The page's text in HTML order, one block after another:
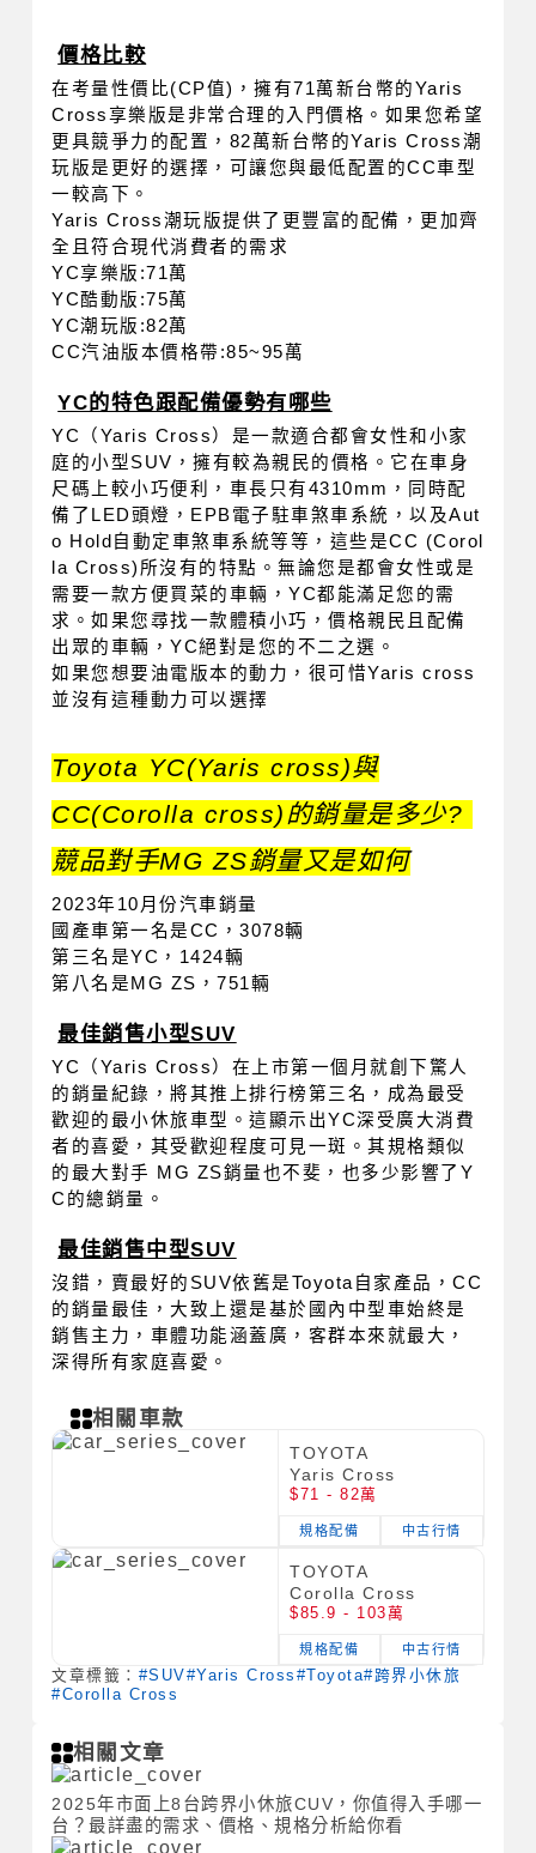
價格比較
在考量性價比(CP值)，擁有71萬新台幣的Yaris
Cross享樂版是非常合理的入門價格。如果您希望
更具競爭力的配置，82萬新台幣的Yaris Cross潮
玩版是更好的選擇，可讓您與最低配置的CC車型
一較高下。
Yaris Cross潮玩版提供了更豐富的配備，更加齊
全且符合現代消費者的需求
YC享樂版:71萬
YC酷動版:75萬
YC潮玩版:82萬
CC汽油版本價格帶:85~95萬
YC的特色跟配備優勢有哪些
YC（Yaris Cross）是一款適合都會女性和小家
庭的小型SUV，擁有較為親民的價格。它在車身
尺碼上較小巧便利，車長只有4310mm，同時配
備了LED頭燈，EPB電子駐車煞車系統，以及Aut
o Hold自動定車煞車系統等等，這些是CC (Corol
la Cross)所沒有的特點。無論您是都會女性或是
需要一款方便買菜的車輛，YC都能滿足您的需
求。如果您尋找一款體積小巧，價格親民且配備
出眾的車輛，YC絕對是您的不二之選。
如果您想要油電版本的動力，很可惜Yaris cross
並沒有這種動力可以選擇
Toyota YC(Yaris cross)與
CC(Corolla cross)的銷量是多少?
競品對手MG ZS銷量又是如何
2023年10月份汽車銷量
國產車第一名是CC，3078輛
第三名是YC，1424輛
第八名是MG ZS，751輛
最佳銷售小型SUV
YC（Yaris Cross）在上市第一個月就創下驚人
的銷量紀錄，將其推上排行榜第三名，成為最受
歡迎的最小休旅車型。這顯示出YC深受廣大消費
者的喜愛，其受歡迎程度可見一斑。其規格類似
的最大對手 MG ZS銷量也不斐，也多少影響了Y
C的總銷量。
最佳銷售中型SUV
沒錯，賣最好的SUV依舊是Toyota自家產品，CC
的銷量最佳，大致上還是基於國內中型車始終是
銷售主力，車體功能涵蓋廣，客群本來就最大，
深得所有家庭喜愛。
相關車款
TOYOTA
Yaris Cross
$71 - 82萬
規格配備 中古行情
TOYOTA
Corolla Cross
$85.9 - 103萬
規格配備 中古行情
文章標籤： #SUV#Yaris Cross #Toyota#跨界小休旅
#Corolla Cross
相關文章
2025年市面上8台跨界小休旅CUV，你值得入手哪一
台？最詳盡的需求、價格、規格分析給你看